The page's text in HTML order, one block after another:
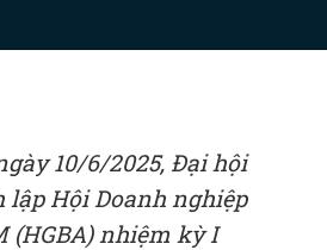
10/6/2025, Đại hội
lập Hội Doanh nghiệp
(HGBA) nhiệm kỳ I